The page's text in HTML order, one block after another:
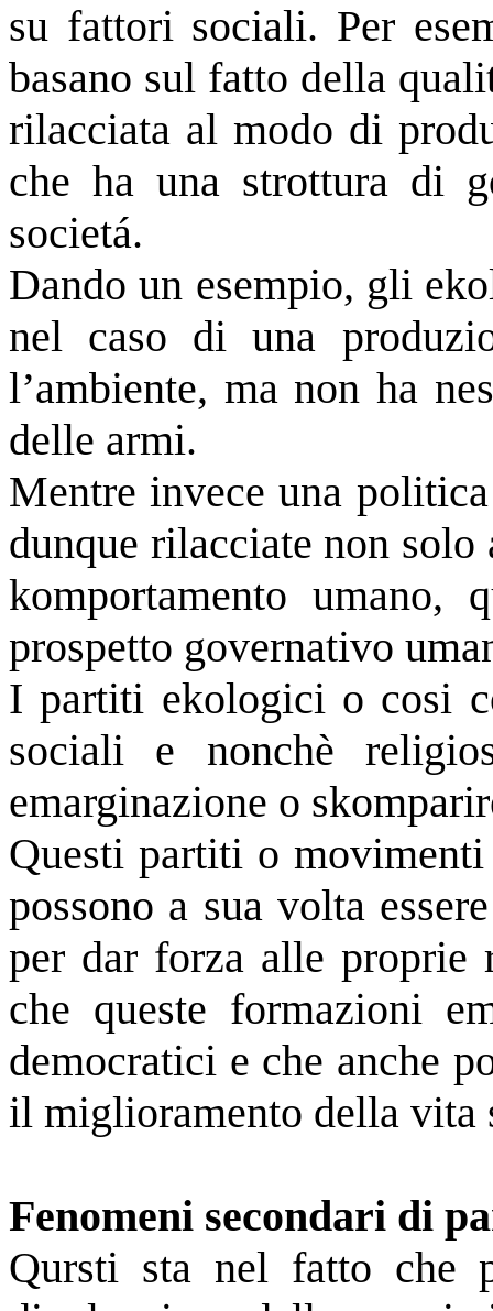
su fattori sociali. Per
basano sul fatto della
rilacciata al modo di
che ha una strottura di
societá.
Dando un esempio, gli
nel caso di una
l’ambiente, ma non ha
delle armi.
Mentre invece una
dunque rilacciate non
komportamento
prospetto governativo
I partiti ekologici o cosi
sociali e nonchè
emarginazione o
Questi partiti o
possono a sua volta
per dar forza alle
che queste formazioni
democratici e che anche
il miglioramento della vita
Fenomeni secondari di
Qursti sta nel fatto che